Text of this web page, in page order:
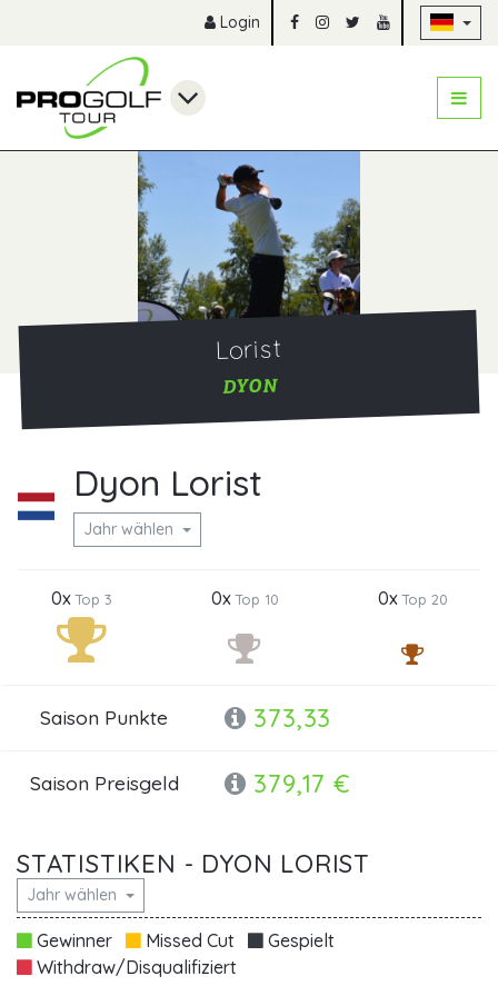
Login
Lorist
DYON
Dyon Lorist
Jahr wählen
0xTop 3 0xTop 10 0xTop 20
Saison Punkte 373,33
Saison Preisgeld 379,17 €
STATISTIKEN - DYON LORIST
Jahr wählen
Gewinner Missed Cut
Gespielt
Withdraw/Disqualifiziert